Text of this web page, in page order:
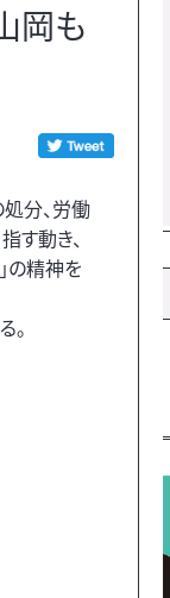
岡も
分、労働
す動き、
の精神を
。